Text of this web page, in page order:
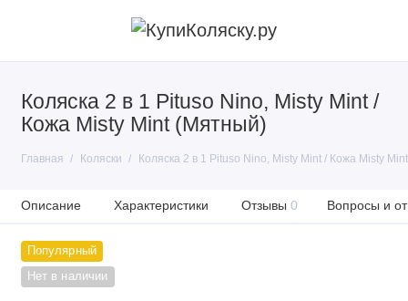
Коляска 2 в 1 Pituso Nino, Misty Mint /
Кожа Misty Mint (Мятный)
Главная Коляски Коляска 2 в 1 Pituso Nino, Misty Mint / Кожа Misty
Описание Характеристики Отзывы 0 Вопросы и
Популярный
Нет в наличии